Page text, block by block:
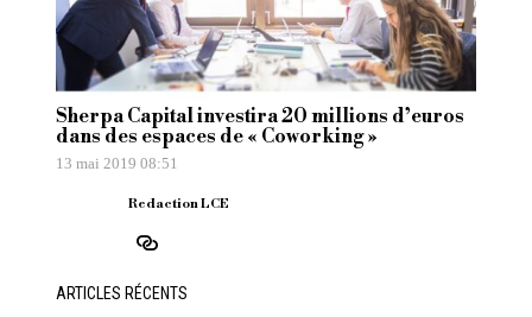
Sherpa Capital investira 20 millions d’euros
dans des espaces de « Coworking »
13 mai 2019 08:51
Redaction LCE
ARTICLES RÉCENTS